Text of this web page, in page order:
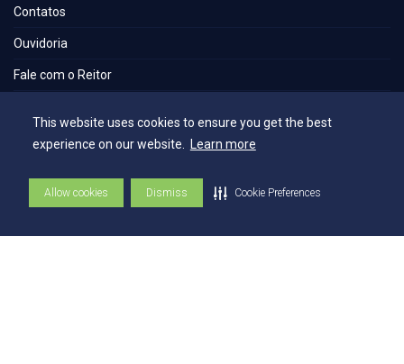
This website uses cookies to ensure you get the best
experience on our website. Learn more
Allow cookies Dismiss Cookie Preferences
Contatos
Ouvidoria
Fale com o Reitor
UniAtender
Trabalhe Conosco